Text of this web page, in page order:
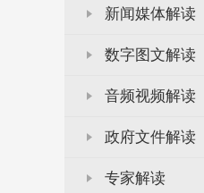
新闻媒体解读
数字图文解读
音频视频解读
政府文件解读
专家解读